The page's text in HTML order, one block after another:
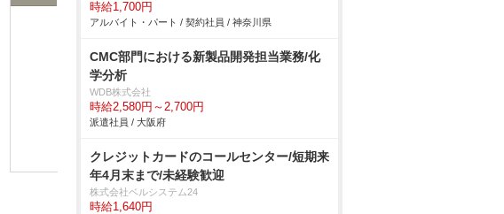
時給1,700円
アルバイト・パート / 契約社員 / 神奈川県
CMC部門における新製品開発担当業務/化
学分析
WDB株式会社
時給2,580円～2,700円
派遣社員 / 大阪府
クレジットカードのコールセンター/短期来
年4月末まで/未経験歓迎
株式会社ベルシステム24
時給1,640円